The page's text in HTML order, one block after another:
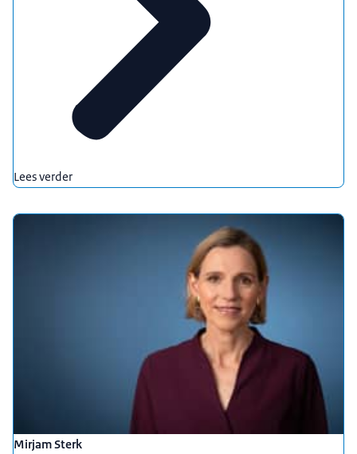
Lees verder
Mirjam Sterk